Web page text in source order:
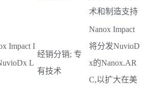
术和制造支持
Impact I
L
经销分销; 专
有技术
Nanox Impact
将分发NuvioD
x的Nanox.AR
C,以扩大在美